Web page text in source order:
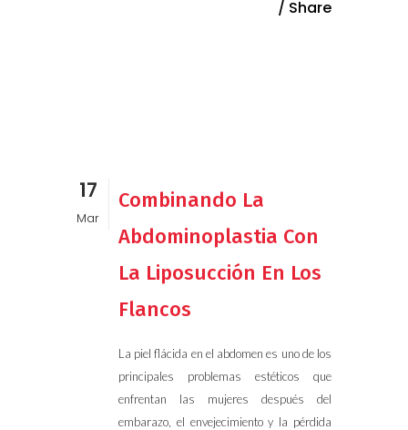
Share
17
Mar
Combinando La
Abdominoplastia Con
La Liposucción En Los
Flancos
La piel flácida en el abdomen es uno de los
principales problemas estéticos que
enfrentan las mujeres después del
embarazo, el envejecimiento y la pérdida